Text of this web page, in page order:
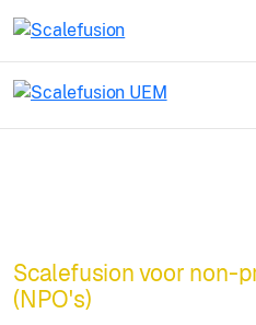
Scalefusion voor non-
(NPO's)